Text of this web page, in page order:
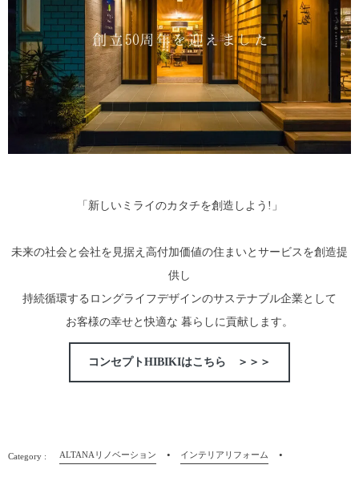
「新しいミライのカタチを創造しよう!」
未来の社会と会社を見据え高付加価値の住まいとサービスを創造提
供し
持続循環するロングライフデザインのサステナブル企業として
お客様の幸せと快適な 暮らしに貢献します。
コンセプトHIBIKIはこちら ＞＞＞
ALTANAリノベーション インテリアリフォーム